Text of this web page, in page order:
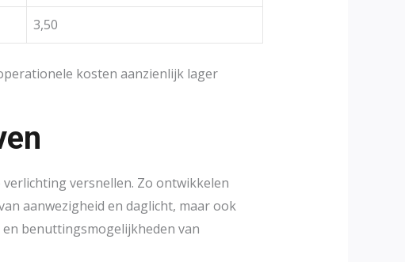
3,50
kosten aanzienlijk lager
versnellen. Zo ontwikkelen
aanwezigheid en daglicht, maar ook
benuttingsmogelijkheden van